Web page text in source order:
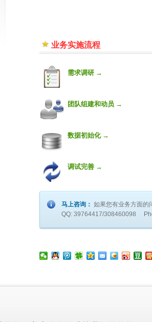
业务实施流程
需求调研 →
团队组建和动员 →
数据初始化 →
调试完善 →
马上咨询： 如果您有业务方面的
QQ: 39764417/308460098